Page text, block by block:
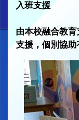
入班支援
由本校融合教
支援，個別協